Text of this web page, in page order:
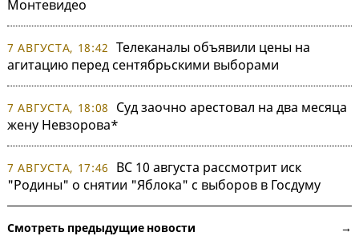
Монтевидео
7 АВГУСТА, 18:42 Телеканалы объявили цены на
агитацию перед сентябрьскими выборами
7 АВГУСТА, 18:08
Суд заочно арестовал на два месяца
жену Невзорова*
7 АВГУСТА, 17:46
ВС 10 августа рассмотрит иск
"Родины" о снятии "Яблока" с выборов в Госдуму
Смотреть предыдущие новости →